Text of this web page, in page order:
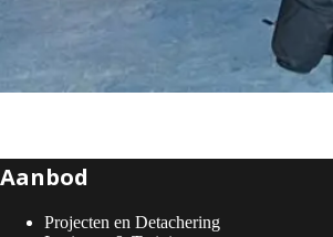
Aanbod
Projecten en Detachering